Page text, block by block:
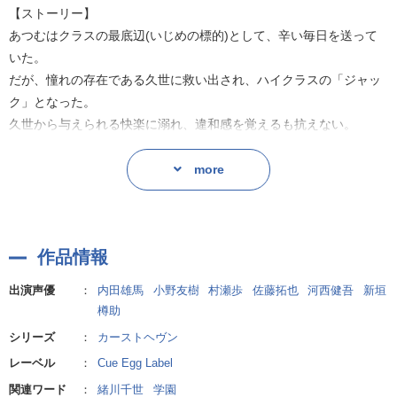
そして！ 今回は、全作カップリングの刈野×梓と、今作カップリン
グの久世×あつむの4人で……というシーンも聴きどころ！！
本当にいいのかなってくらいに××なので、ぜひ聴いてみてくださ
い！！
今作だけでも楽しめますが、ぜひ前作「カーストヘヴン」も聴いて
おくと、この4人プレイが一層楽しめますよ！！
【ストーリー】
あつむはクラスの最底辺(いじめの標的)として、辛い毎日を送って
いた。
だが、憧れの存在である久世に救い出され、ハイクラスの「ジャッ
ク」となった。
久世から与えられる快楽に溺れ、違和感を覚えるも抗えない。
あつむの問いかけに対し、久世は——…。
録り下ろし音声ドラマ「in the middle of the game / side Atsumu」
【カーストゲームとは】
◆カードでカーストが決まる
教卓上に空のトランプカードのケースが置かれる。
more
作品情報
出演声優 ： 内田雄馬 小野友樹 村瀬歩 佐藤拓也 河西健吾
新垣
樽助
シリーズ
：
カーストヘヴン
レーベル
：
Cue Egg Label
関連ワード
： 緒川千世 学園